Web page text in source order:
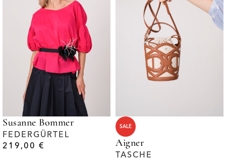
Susanne Bommer
FEDERGÜRTEL
219,00 €
SALE
Aigner
TASCHE